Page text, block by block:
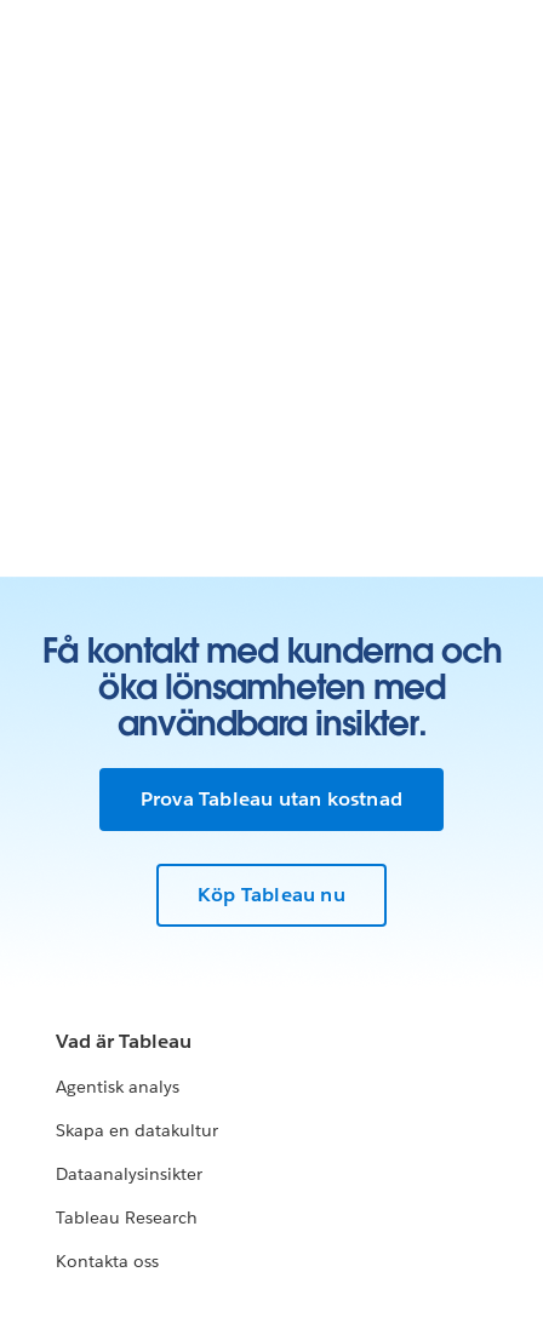
Få kontakt med kunderna och
öka lönsamheten med
användbara insikter.
Prova Tableau utan kostnad
Köp Tableau nu
Vad är Tableau
Agentisk analys
Skapa en datakultur
Dataanalysinsikter
Tableau Research
Kontakta oss